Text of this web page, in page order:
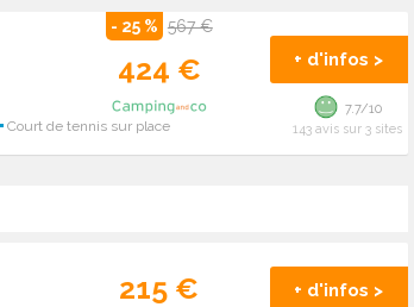
Court de tennis sur place
- 25 % 567 €
424 € + d'infos >
7.7/10
143 avis sur 3 sites
215 € + d'infos >